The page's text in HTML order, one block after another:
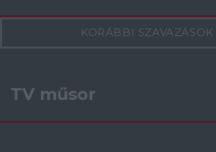
KORÁBBI SZAVAZÁSOK
TV műsor